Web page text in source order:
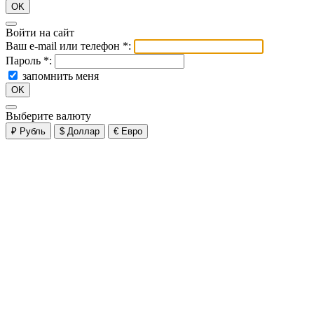
OK
Войти на сайт
Ваш e-mail или телефон *:
Пароль *:
запомнить меня
OK
Выберите валюту
₽ Рубль $ Доллар € Евро